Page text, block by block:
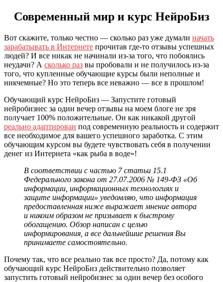
Современный мир и курс НейроБиз
Вот скажите, только честно — сколько раз уже думали начать
зарабатывать в Интернете прочитав где-то отзывы успешных
людей? И все никак не начинали из-за того, что побоялись
неудачи? А сколько раз вы пробовали и не получилось из-за
того, что купленные обучающие курсы были неполные и
никчемные? Но это теперь все неважно — все в прошлом!
Обучающий курс НейроБиз — Запустите готовый
нейробизнес за один вечер отзывы на моем блоге не зря
получает 100% положительные. Он как никакой другой
реально адаптирован под современную реальность и содержит
все необходимое для вашего успешного заработка. С этим
обучающим курсом вы будете чувствовать себя в получении
денег из Интернета «как рыба в воде»!
В соответствии с частью 7 статьи 15.1
Федерального закона от 27.07.2006 № 149-ФЗ «Об
информации, информационных технологиях и
защите информации» уведомляю, что информация
предоставленная ниже выражает мнение автора
и никоим образом не призывает к быстрому
обогащению. Обзор написан с целью
информирования, а все дальнейшие решения Вы
принимаете самостоятельно.
Почему так, что все реально так все просто? Да, потому как
обучающий курс НейроБиз действительно позволяет
запустить готовый нейробизнес за один вечер без особого